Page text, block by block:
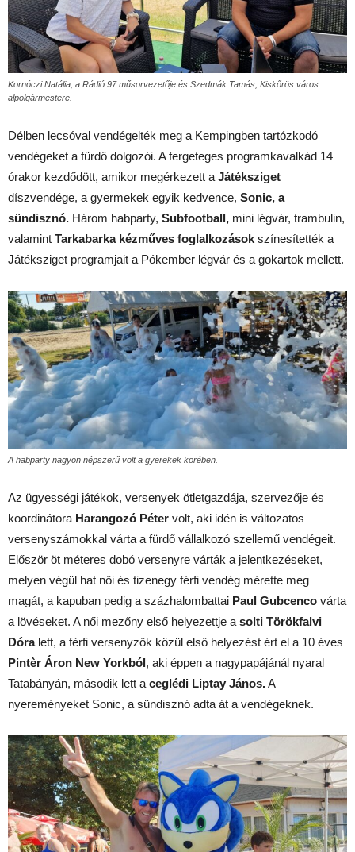
Kornóczi Natália, a Rádió 97 műsorvezetője és Szedmák Tamás, Kiskőrös város
alpolgármestere.
Délben lecsóval vendégelték meg a Kempingben tartózkodó
vendégeket a fürdő dolgozói. A fergeteges programkavalkád 14
órakor kezdődött, amikor megérkezett a Játéksziget
díszvendége, a gyermekek egyik kedvence, Sonic, a
sündisznó. Három habparty, Subfootball, mini légvár, trambulin,
valamint Tarkabarka kézműves foglalkozások színesítették a
Játéksziget programjait a Pókember légvár és a gokartok mellett.
A habparty nagyon népszerű volt a gyerekek körében.
Az ügyességi játékok, versenyek ötletgazdája, szervezője és
koordinátora Harangozó Péter volt, aki idén is változatos
versenyszámokkal várta a fürdő vállalkozó szellemű vendégeit.
Először öt méteres dobó versenyre várták a jelentkezéseket,
melyen végül hat női és tizenegy férfi vendég mérette meg
magát, a kapuban pedig a százhalombattai Paul Gubcenco várta
a lövéseket. A női mezőny első helyezettje asolti Törökfalvi
Dóralett, a fèrfi versenyzők közül első helyezést ért el a 10 éves
Pintèr Áron New Yorkból, aki éppen a nagypapájánál nyaral
Tatabányán, második lett aceglédi Liptay János.A
nyereményeket Sonic, a sündisznó adta át a vendégeknek.